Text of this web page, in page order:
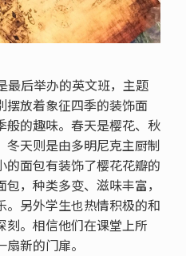
最后举办的英文班，主题
摆放着象征四季的装饰面
般的趣味。春天是樱花、秋
冬天则是由多明尼克主厨制
面包有装饰了樱花花瓣的
，种类多变、滋味丰富，
另外学生也热情积极的和
刻。相信他们在课堂上所
新的门扉。